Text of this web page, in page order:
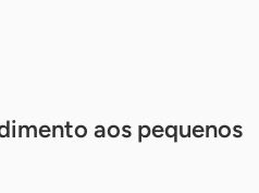
aos pequenos